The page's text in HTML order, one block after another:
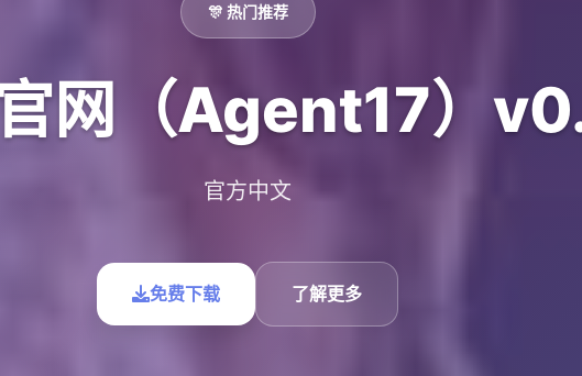
🎊 热门推荐
网（Agent17）
官方中文
免费下载 了解更多